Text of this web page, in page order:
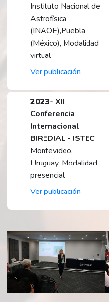
Instituto Nacional de
Astrofísica
(INAOE),Puebla
(México), Modalidad
virtual
Ver publicación
2023- XII
Conferencia
Internacional
BIREDIAL - ISTEC
Montevideo,
Uruguay, Modalidad
presencial
Ver publicación